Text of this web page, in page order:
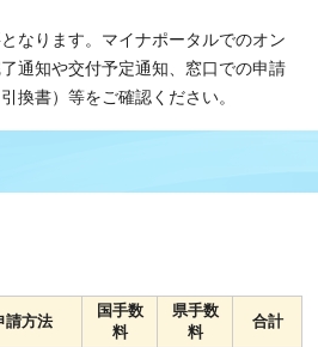
なります。マイナポータルでのオン
通知や交付予定通知、窓口での申請
換書）等をご確認ください。
請方法
国手数
料
県手数
料
合計